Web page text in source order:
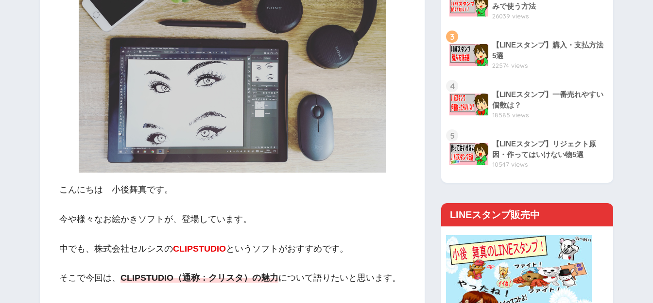
こんにちは 小後舞真です。
今や様々なお絵かきソフトが、登場しています。
中でも、株式会社セルシスのCLIPSTUDIOというソフトがおすすめです。
そこで今回は、 CLIPSTUDIO（通称：クリスタ）の魅力について語りたいと思います。
みで使う方法
26039 views
3
【LINEスタンプ】購入・支払方法
5選
22574 views
4
【LINEスタンプ】一番売れやすい
個数は？
18585 views
5
【LINEスタンプ】リジェクト原
因・作ってはいけない物5選
10547 views
LINEスタンプ販売中